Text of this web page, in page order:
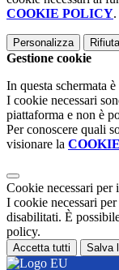
COOKIE POLICY.
Personalizza
Gestione cookie
In questa schermata
I cookie necessari
piattaforma e non è
Per conoscere quali
visionare la
Cookie necessari per
I cookie necessari
disabilitati. È
policy.
Accetta tutti Salva